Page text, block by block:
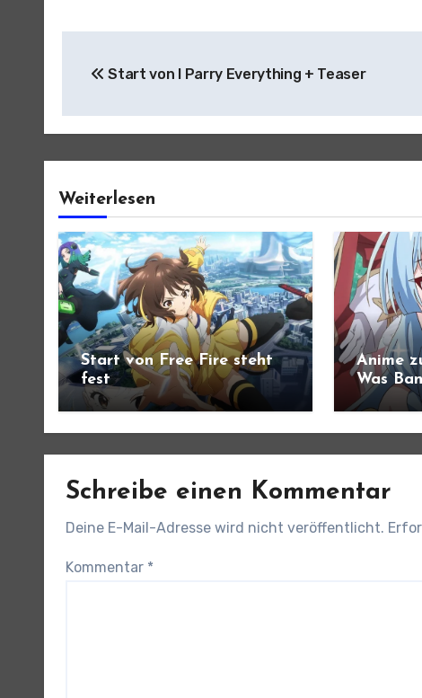
Start von I Parry Everything + Teaser
Weiterlesen
Start von Free Fire steht
fest
Anime
Was
Schreibe einen Kommentar
Deine E-Mail-Adresse wird nicht veröffentlicht.
Kommentar *